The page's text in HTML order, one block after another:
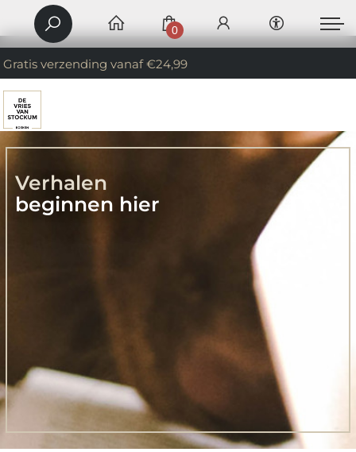
Gratis verzending vanaf €24,99
0
Verhalen
beginnen hier